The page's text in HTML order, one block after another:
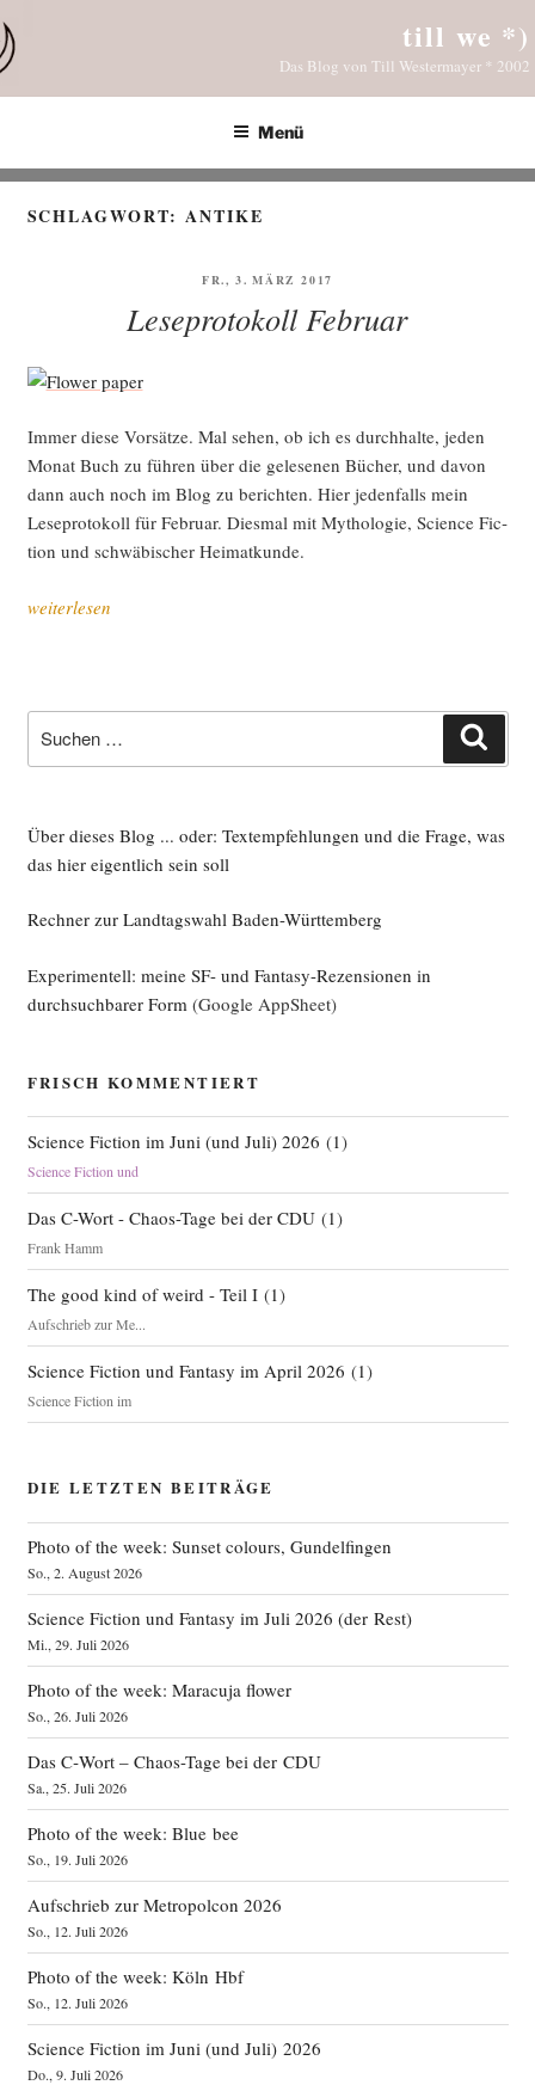
Inhalt
springen
till we *)
Das Blog von Till Westermayer * 2002
Menü
SCHLAGWORT:ANTIKE
VERÖFFENTLICHT
FR., 3. MÄRZ 2017
Leseprotokoll Februar
Immer die­se Vor­sät­ze. Mal sehen, ob ich es durch­hal­te, jeden
Monat Buch zu füh­ren über die gele­se­nen Bücher, und davon
dann auch noch im Blog zu berich­ten. Hier jeden­falls mein
Lese­pro­to­koll für Febru­ar. Dies­mal mit Mytho­lo­gie, Sci­ence Fic­
tion und schwä­bi­scher Heimatkunde.
„Lese­
Febru­
ar“
weiterlesen
nach:
Über dieses Blog ... oder: Textempfehlungen und die Frage, was
das hier eigentlich sein soll
Rechner zur Landtagswahl Baden-Württemberg
Experimentell: meine SF- und Fantasy-Rezensionen in
durchsuchbarer Form (Google AppSheet)
FRISCH KOMMENTIERT
Science Fiction im Juni (und Juli) 2026 (1)
Science Fiction und
Das C-Wort - Chaos-Tage bei der CDU(1)
Frank Hamm
The good kind of weird - Teil I(1)
Aufschrieb zur Me...
Science Fiction und Fantasy im April 2026 (1)
Science Fiction im
DIE LETZTEN BEITRÄGE
Photo of the week: Sunset colours, Gundelfingen
So., 2. August 2026
Science Fiction und Fantasy im Juli 2026 (der Rest)
Mi., 29. Juli 2026
Photo of the week: Maracuja flower
So., 26. Juli 2026
Das C‑Wort – Chaos-Tage bei der CDU
Sa., 25. Juli 2026
Photo of the week: Blue bee
So., 19. Juli 2026
Aufschrieb zur Metropolcon 2026
So., 12. Juli 2026
Photo of the week: Köln Hbf
So., 12. Juli 2026
Science Fiction im Juni (und Juli) 2026
Do., 9. Juli 2026